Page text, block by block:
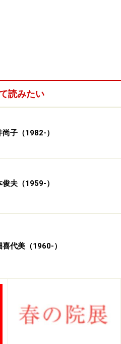
館／福島県立美術館／茨城県
美術館／神奈川県立近代美術
立美術館／福井県立美術館
近代美術館／三重県立美術館
博物館／北野美術館／福岡市
美術館／山種美術館／足立
東京国立近代美術館／茨城
術館
愛知県美術館／名古屋美術
） 静岡県立美術館／飯田市
） 佐久市立近代美術館
） …
読みたい
子（1982-）
夫（1959-）
代美（1960-）